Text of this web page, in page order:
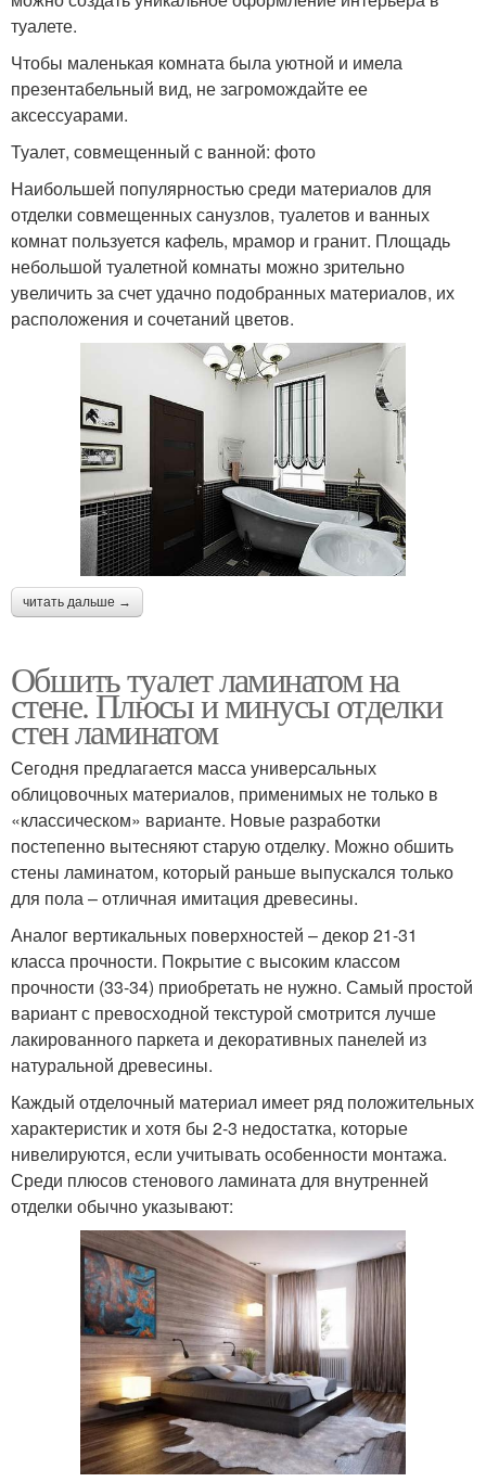
туалете.
Чтобы маленькая комната была уютной и имела
презентабельный вид, не загромождайте ее
аксессуарами.
Туалет, совмещенный с ванной: фото
Наибольшей популярностью среди материалов для
отделки совмещенных санузлов, туалетов и ванных
комнат пользуется кафель, мрамор и гранит. Площадь
небольшой туалетной комнаты можно зрительно
увеличить за счет удачно подобранных материалов, их
расположения и сочетаний цветов.
читать дальше →
Обшить туалет ламинатом на
стене. Плюсы и минусы отделки
стен ламинатом
Сегодня предлагается масса универсальных
облицовочных материалов, применимых не только в
«классическом» варианте. Новые разработки
постепенно вытесняют старую отделку. Можно обшить
стены ламинатом, который раньше выпускался только
для пола – отличная имитация древесины.
Аналог вертикальных поверхностей – декор 21-31
класса прочности. Покрытие с высоким классом
прочности (33-34) приобретать не нужно. Самый простой
вариант с превосходной текстурой смотрится лучше
лакированного паркета и декоративных панелей из
натуральной древесины.
Каждый отделочный материал имеет ряд положительных
характеристик и хотя бы 2-3 недостатка, которые
нивелируются, если учитывать особенности монтажа.
Среди плюсов стенового ламината для внутренней
отделки обычно указывают: